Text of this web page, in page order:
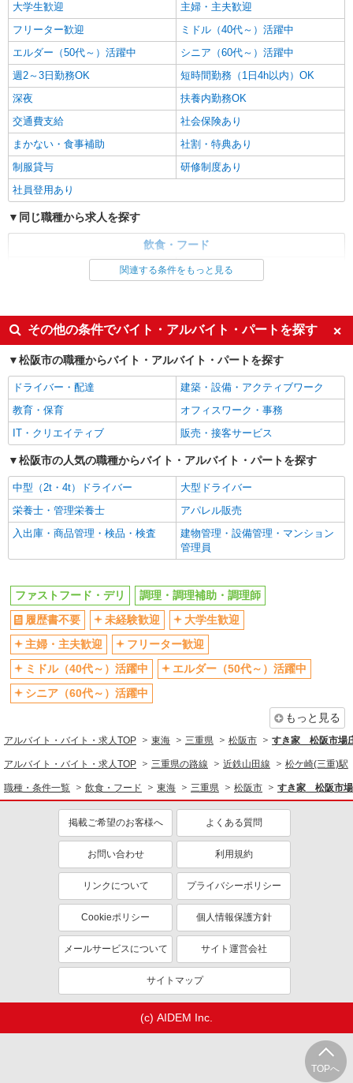
大学生歓迎
主婦・主夫歓迎
フリーター歓迎
ミドル（40代～）活躍中
エルダー（50代～）活躍中
シニア（60代～）活躍中
週2～3日勤務OK
短時間勤務（1日4h以内）OK
深夜
扶養内勤務OK
交通費支給
社会保険あり
まかない・食事補助
社割・特典あり
制服貸与
研修制度あり
社員登用あり
同じ職種から求人を探す
飲食・フード
ファストフード・デリ
調理・調理補助・調理師
未経験歓迎
大学生歓迎
ミドル（40代～）活躍中
週2～3日勤務OK
短時間勤務（1日4h以内）OK
深夜
扶養内勤務OK
交通費支給
社会保険あり
まかない・食事補助
社員登用あり
関連する条件をもっと見る
その他の条件でバイト・アルバイト・パートを探す
松阪市の職種からバイト・アルバイト・パートを探す
ドライバー・配達
建築・設備・アクティブワーク
教育・保育
オフィスワーク・事務
IT・クリエイティブ
販売・接客サービス
松阪市の人気の職種からバイト・アルバイト・パートを探す
中型（2t・4t）ドライバー
大型ドライバー
栄養士・管理栄養士
アパレル販売
入出庫・商品管理・検品・検査
建物管理・設備管理・マンション
管理員
TOPへ
ファストフード・デリ
調理・調理補助・調理師
履歴書不要
未経験歓迎
大学生歓迎
主婦・主夫歓迎
フリーター歓迎
ミドル（40代～）活躍中
エルダー（50代～）活躍中
シニア（60代～）活躍中
もっと見る
アルバイト・バイト・求人TOP 東海 三重県 松阪市 すき家 松阪市場
アルバイト・バイト・求人TOP 三重県の路線 近鉄山田線 松ケ崎(三重)駅
職種・条件一覧 飲食・フード 東海 三重県 松阪市 すき家 松阪市場
掲載ご希望のお客様へ よくある質問
お問い合わせ 利用規約
リンクについて プライバシーポリシー
Cookieポリシー 個人情報保護方針
メールサービスについて サイト運営会社
サイトマップ
(c) AIDEM Inc.